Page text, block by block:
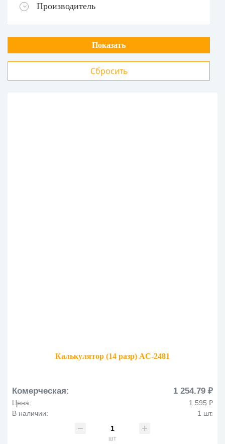
Производитель
Калькулятор (14 разр) AC-2481
Комерческая: 1 254.79 ₽
Цена:
1 595 ₽
В наличии:
1 шт.
шт